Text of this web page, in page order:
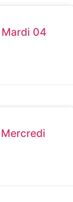
Mardi 04
Mercredi